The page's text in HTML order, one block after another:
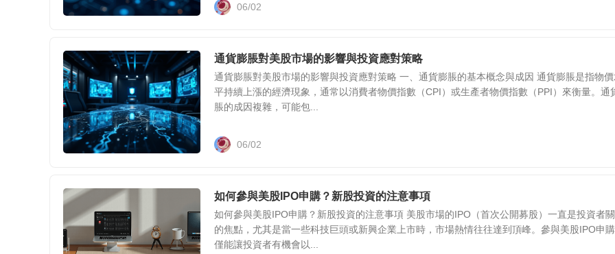
06/02
通貨膨脹對美股市場的影響與投資應對策略
通貨膨脹對美股市場的影響與投資應對策略 一、通貨膨脹的基本概念與成因 通貨膨脹是指物價
平持續上漲的經濟現象，通常以消費者物價指數（CPI）或生產者物價指數（PPI）來衡量。通
脹的成因複雜，可能包...
06/02
如何參與美股IPO申購？新股投資的注意事項
如何參與美股IPO申購？新股投資的注意事項 美股市場的IPO（首次公開募股）一直是投資者
的焦點，尤其是當一些科技巨頭或新興企業上市時，市場熱情往往達到頂峰。參與美股IPO申
僅能讓投資者有機會以...